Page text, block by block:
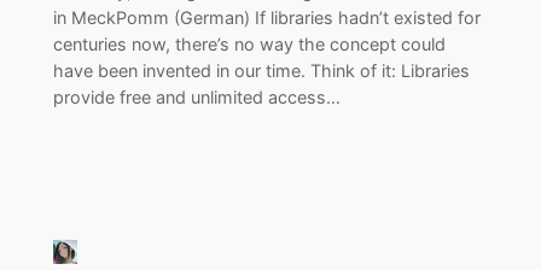
in MeckPomm (German) If libraries hadn’t existed for
centuries now, there’s no way the concept could
have been invented in our time. Think of it: Libraries
provide free and unlimited access…